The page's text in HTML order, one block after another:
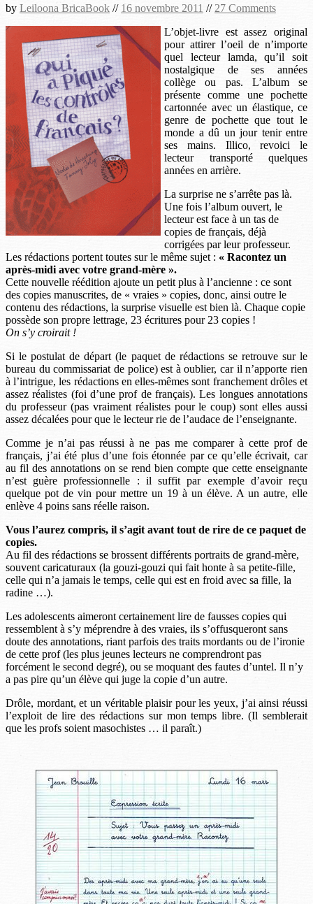
by Leiloona BricaBook // 16 novembre 2011 // 27 Comments
L’objet-livre est assez original
pour attirer l’oeil de n’importe
quel lecteur lamda, qu’il soit
nostalgique de ses années
collège ou pas. L’album se
présente comme une pochette
cartonnée avec un élastique, ce
genre de pochette que tout le
monde a dû un jour tenir entre
ses mains. Illico, revoici le
lecteur transporté quelques
années en arrière.
La surprise ne s’arrête pas là.
Une fois l’album ouvert, le
lecteur est face à un tas de
copies de français, déjà
corrigées par leur professeur.
Les rédactions portent toutes sur le même sujet : « Racontez un
après-midi avec votre grand-mère ».
Cette nouvelle réédition ajoute un petit plus à l’ancienne : ce sont
des copies manuscrites, de « vraies » copies, donc, ainsi outre le
contenu des rédactions, la surprise visuelle est bien là. Chaque copie
possède son propre lettrage, 23 écritures pour 23 copies !
On s’y croirait !
Si le postulat de départ (le paquet de rédactions se retrouve sur le
bureau du commissariat de police) est à oublier, car il n’apporte rien
à l’intrigue, les rédactions en elles-mêmes sont franchement drôles et
assez réalistes (foi d’une prof de français). Les longues annotations
du professeur (pas vraiment réalistes pour le coup) sont elles aussi
assez décalées pour que le lecteur rie de l’audace de l’enseignante.
Comme je n’ai pas réussi à ne pas me comparer à cette prof de
français, j’ai été plus d’une fois étonnée par ce qu’elle écrivait, car
au fil des annotations on se rend bien compte que cette enseignante
n’est guère professionnelle : il suffit par exemple d’avoir reçu
quelque pot de vin pour mettre un 19 à un élève. A un autre, elle
enlève 4 poins sans réelle raison.
Vous l’aurez compris, il s’agit avant tout de rire de ce paquet de
copies.
Au fil des rédactions se brossent différents portraits de grand-mère,
souvent caricaturaux (la gouzi-gouzi qui fait honte à sa petite-fille,
celle qui n’a jamais le temps, celle qui est en froid avec sa fille, la
radine …).
Les adolescents aimeront certainement lire de fausses copies qui
ressemblent à s’y méprendre à des vraies, ils s’offusqueront sans
doute des annotations, riant parfois des traits mordants ou de l’ironie
de cette prof (les plus jeunes lecteurs ne comprendront pas
forcément le second degré), ou se moquant des fautes d’untel. Il n’y
a pas pire qu’un élève qui juge la copie d’un autre.
Drôle, mordant, et un véritable plaisir pour les yeux, j’ai ainsi réussi
l’exploit de lire des rédactions sur mon temps libre. (Il semblerait
que les profs soient masochistes … il paraît.)